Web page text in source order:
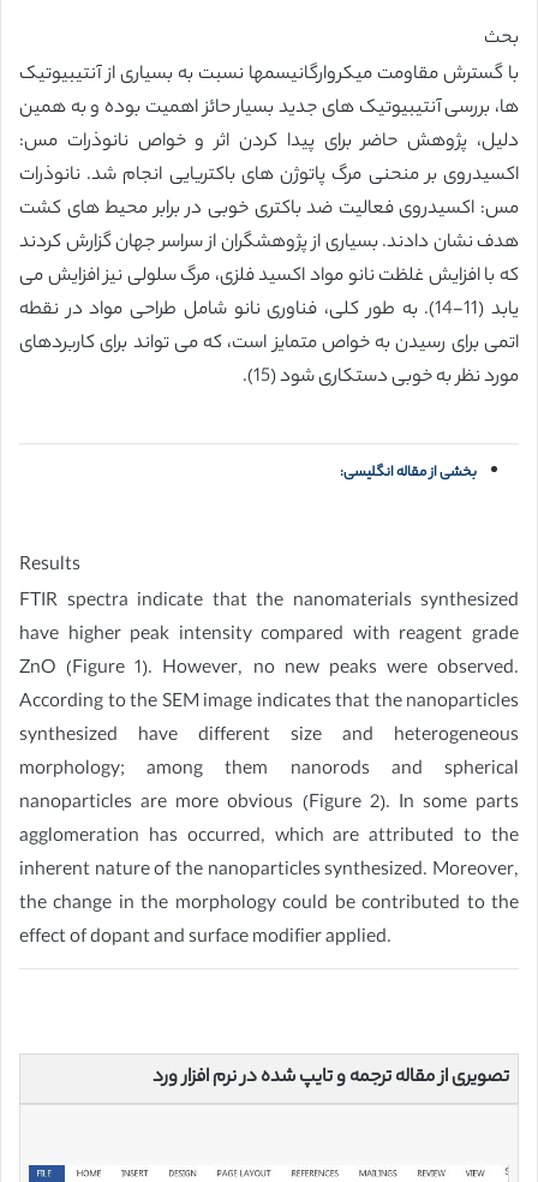
بحث
با گسترش مقاومت میکروارگانیسمها نسبت به بسیاری از آنتیبیوتیک
ها، بررسی آنتیبیوتیک های جدید بسیار حائز اهمیت بوده و به همین
دلیل، پژوهش حاضر برای پیدا کردن اثر و خواص نانوذرات مس:
اکسیدروی بر منحنی مرگ پاتوژن های باکتریایی انجام شد. نانوذرات
مس: اکسیدروی فعالیت ضد باکتری خوبی در برابر محیط های کشت
هدف نشان دادند. بسیاری از پژوهشگران از سراسر جهان گزارش کردند
که با افزایش غلظت نانو مواد اکسید فلزی، مرگ سلولی نیز افزایش می
یابد (11-14). به طور کلی، فناوری نانو شامل طراحی مواد در نقطه
اتمی برای رسیدن به خواص متمایز است، که می تواند برای کاربردهای
مورد نظر به خوبی دستکاری شود (15).
بخشی از مقاله انگلیسی:
Results
FTIR spectra indicate that the nanomaterials synthesized
have higher peak intensity compared with reagent grade
ZnO (Figure 1). However, no new peaks were observed.
According to the SEM image indicates that the nanoparticles
synthesized have different size and heterogeneous
morphology; among them nanorods and spherical
nanoparticles are more obvious (Figure 2). In some parts
agglomeration has occurred, which are attributed to the
inherent nature of the nanoparticles synthesized. Moreover,
the change in the morphology could be contributed to the
effect of dopant and surface modifier applied.
تصویری از مقاله ترجمه و تایپ شده در نرم افزار ورد